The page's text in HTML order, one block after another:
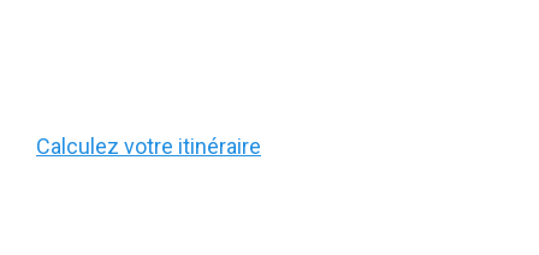
Calculez votre itinéraire